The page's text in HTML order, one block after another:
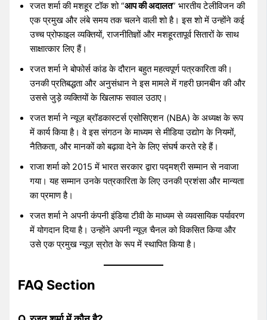
रजत शर्मा की मशहूर टॉक शो “आप की अदालत” भारतीय टेलीविजन की
एक प्रमुख और लंबे समय तक चलने वाली शो है। इस शो में उन्होंने कई
उच्च प्रोफाइल व्यक्तियों, राजनीतिज्ञों और मशहूरतापूर्व सितारों के साथ
साक्षात्कार लिए हैं।
रजत शर्मा ने बोफोर्स कांड के दौरान बहुत महत्वपूर्ण पत्रकारिता की।
उनकी प्रतिबद्धता और अनुसंधान ने इस मामले में गहरी छानबीन की और
उससे जुड़े व्यक्तियों के खिलाफ सवाल उठाए।
रजत शर्मा ने न्यूज़ ब्रॉडकास्टर्स एसोसिएशन (NBA) के अध्यक्ष के रूप
में कार्य किया है। वे इस संगठन के माध्यम से मीडिया उद्योग के नियमों,
नैतिकता, और मानकों को बढ़ावा देने के लिए संघर्ष करते रहे हैं।
राजा शर्मा को 2015 में भारत सरकार द्वारा पद्मश्री सम्मान से नवाजा
गया। यह सम्मान उनके पत्रकारिता के लिए उनकी प्रशंसा और मान्यता
का प्रमाण है।
रजत शर्मा ने अपनी कंपनी इंडिया टीवी के माध्यम से व्यवसायिक पर्यावरण
में योगदान दिया है। उन्होंने अपनी न्यूज़ चैनल को विकसित किया और
उसे एक प्रमुख न्यूज़ स्रोत के रूप में स्थापित किया है।
FAQ Section